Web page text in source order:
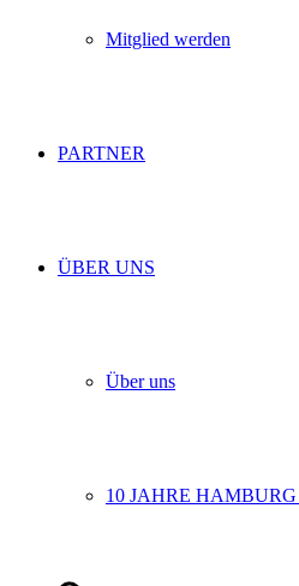
Mitglied werden
PARTNER
ÜBER UNS
Über uns
10 JAHRE HAMBURG